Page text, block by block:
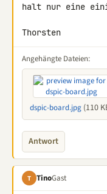
halt nur eine
Thorsten
Angehängte Dateien:
dspic-board.jpg (110
Antwort
T TinoGast